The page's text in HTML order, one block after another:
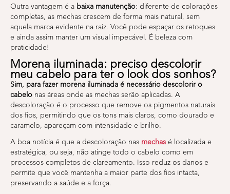
Outra vantagem é a baixa manutenção: diferente de colorações
completas, as mechas crescem de forma mais natural, sem
aquela marca evidente na raiz. Você pode espaçar os retoques
e ainda assim manter um visual impecável. É beleza com
praticidade!
Morena iluminada: preciso descolorir
meu cabelo para ter o look dos sonhos?
Sim, para fazer morena iluminada é necessário descolorir o
cabelo nas áreas onde as mechas serão aplicadas. A
descoloração é o processo que remove os pigmentos naturais
dos fios, permitindo que os tons mais claros, como dourado e
caramelo, apareçam com intensidade e brilho.
A boa notícia é que a descoloração nas mechas é localizada e
estratégica, ou seja, não atinge todo o cabelo como em
processos completos de clareamento. Isso reduz os danos e
permite que você mantenha a maior parte dos fios intacta,
preservando a saúde e a força.